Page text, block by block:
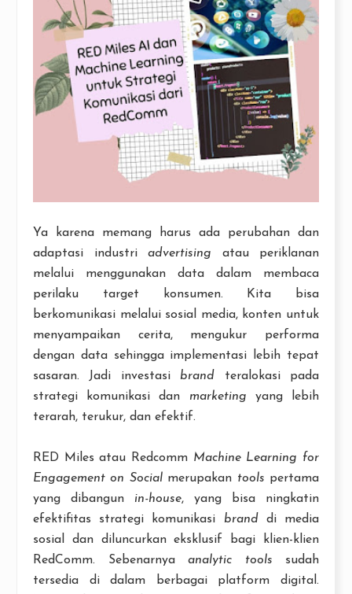
Ya karena memang harus ada perubahan dan
adaptasi industri advertising atau periklanan
melalui menggunakan data dalam membaca
perilaku target konsumen. Kita bisa
berkomunikasi melalui sosial media, konten untuk
menyampaikan cerita, mengukur performa
dengan data sehingga implementasi lebih tepat
sasaran. Jadi investasi brand teralokasi pada
strategi komunikasi dan marketing yang lebih
terarah, terukur, dan efektif.
RED Miles atau Redcomm Machine Learning for
Engagement on Socialmerupakan tools pertama
yang dibangun in-house, yang bisa ningkatin
efektifitas strategi komunikasi brand di media
sosial dan diluncurkan eksklusif bagi klien-klien
RedComm. Sebenarnya analytic tools sudah
tersedia di dalam berbagai platform digital.